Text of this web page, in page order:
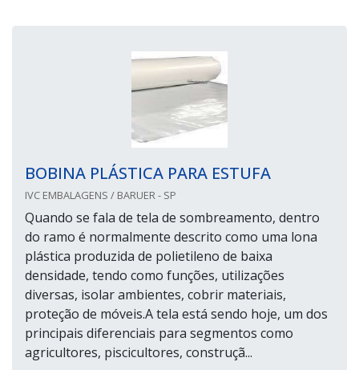
BOBINA PLÁSTICA PARA ESTUFA
IVC EMBALAGENS / BARUER - SP
Quando se fala de tela de sombreamento, dentro
do ramo é normalmente descrito como uma lona
plástica produzida de polietileno de baixa
densidade, tendo como funções, utilizações
diversas, isolar ambientes, cobrir materiais,
proteção de móveis.A tela está sendo hoje, um dos
principais diferenciais para segmentos como
agricultores, piscicultores, construçã...